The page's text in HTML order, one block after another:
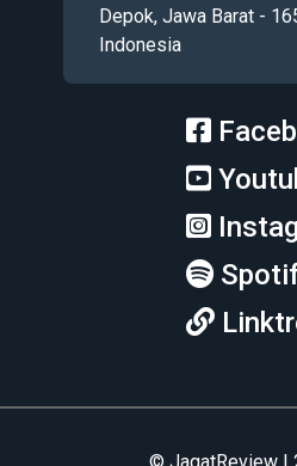
Depok, Jawa Barat -
Indonesia